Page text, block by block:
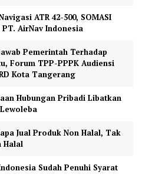
ATR 42-500, SOMASI
AirNav Indonesia
Pemerintah Terhadap
Forum TPP-PPPK Audiensi
Kota Tangerang
Hubungan Pribadi Libatkan
Jual Produk Non Halal, Tak
Halal
Sudah Penuhi Syarat